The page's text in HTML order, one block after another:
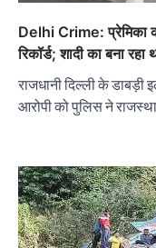
Delhi Crime: प्रेमिका
रिकॉर्ड; शादी का बना रहा
राजधानी दिल्ली के डाबड़ी
आरोपी को पुलिस ने